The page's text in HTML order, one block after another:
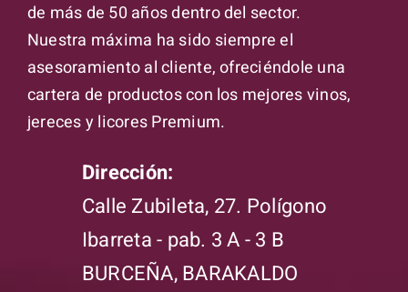
de más de 50 años dentro del sector.
Nuestra máxima ha sido siempre el
asesoramiento al cliente, ofreciéndole una
cartera de productos con los mejores vinos,
jereces y licores Premium.
Dirección:
Calle Zubileta, 27. Polígono
Ibarreta - pab. 3 A - 3 B
BURCEÑA, BARAKALDO